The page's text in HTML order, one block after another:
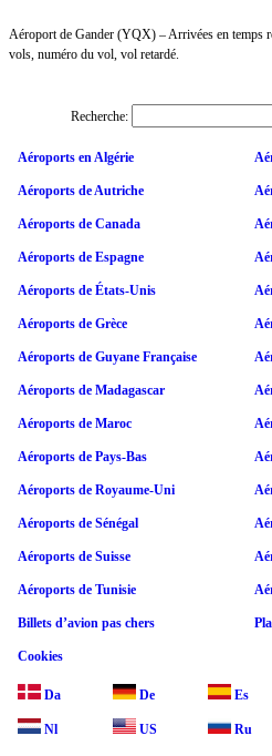
Aéroport de Gander (YQX) – Arrivées en temps
vols, numéro du vol, vol retardé.
Recherche:
Aéroports en Algérie
Aéroports de Autriche
Aéroports de Canada
Aéroports de Espagne
Aéroports de États-Unis
Aéroports de Grèce
Aéroports de Guyane Française
Aéroports de Madagascar
Aéroports de Maroc
Aéroports de Pays-Bas
Aéroports de Royaume-Uni
Aéroports de Sénégal
Aéroports de Suisse
Aéroports de Tunisie
Billets d’avion pas chers
Cookies
Da De Es
Nl US Ru